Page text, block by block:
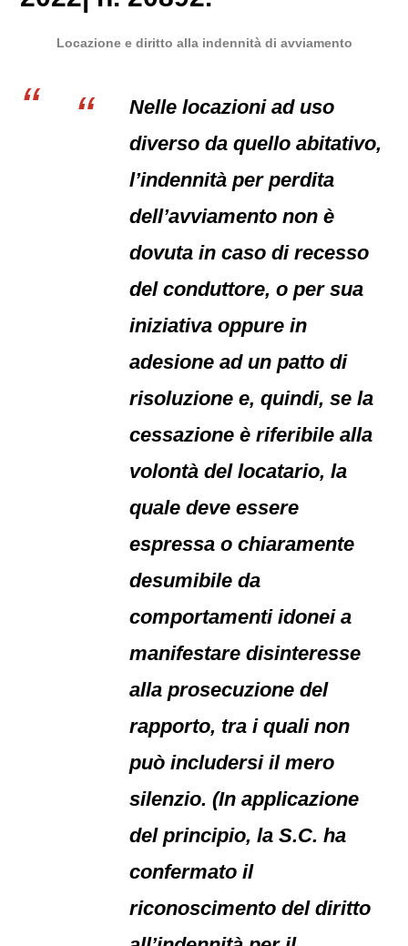
Locazione e diritto alla indennità di avviamento
Nelle locazioni ad uso
diverso da quello abitativo,
l’indennità per perdita
dell’avviamento non è
dovuta in caso di recesso
del conduttore, o per sua
iniziativa oppure in
adesione ad un patto di
risoluzione e, quindi, se la
cessazione è riferibile alla
volontà del locatario, la
quale deve essere
espressa o chiaramente
desumibile da
comportamenti idonei a
manifestare disinteresse
alla prosecuzione del
rapporto, tra i quali non
può includersi il mero
silenzio. (In applicazione
del principio, la S.C. ha
confermato il
riconoscimento del diritto